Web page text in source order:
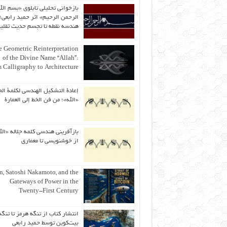
بازخوانی تحلیلی تابلوی «بسم
الرحمن الرحیم» اثر حمید رابعی؛
هندسه نقطه تا تجسم حدیث
Geometric Reinterpretation
of the Divine Name “Allah”:
Calligraphy to Architecture
إعادة التشكيل الهندسي لكلمة
«الله»؛ من فن الخط إلى العمارة
بازآفرینی هندسی کلمه جلاله
از خوشنویسی تا معماری
Satoshi Nakamoto, and the
Gateways of Power in the
Twenty-First Century
انتشار کتاب از تنگه هرمز تا
بیت‌کوین توسط حمید رابعی